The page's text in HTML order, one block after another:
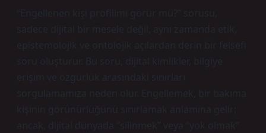
“Engellenen kişi profilimi görür mü?” sorusu,
sadece dijital bir mesele değil, aynı zamanda etik,
epistemolojik ve ontolojik açılardan derin bir felsefi
soru oluşturur. Bu soru, dijital kimlikler, bilgiye
erişim ve özgürlük arasındaki sınırları
sorgulamamıza neden olur. Engellemek, bir bakıma
kişinin görünürlüğünü sınırlamak anlamına gelir;
ancak, dijital dünyada “silinmek” veya “yok olmak”